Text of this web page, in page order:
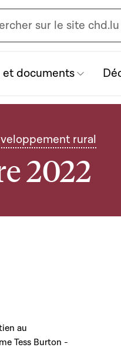
de recherche
sur le site chd.lu
et documents
rural
2022
au
Tess Burton -